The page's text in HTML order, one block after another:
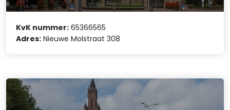
KvK nummer: 65366565
Adres: Nieuwe Molstraat 308